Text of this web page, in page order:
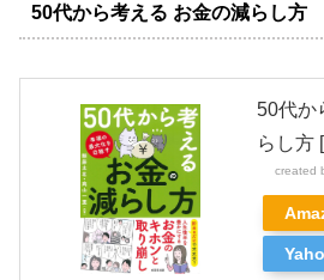
50代から考える お金の減らし方
50代
らし方
created